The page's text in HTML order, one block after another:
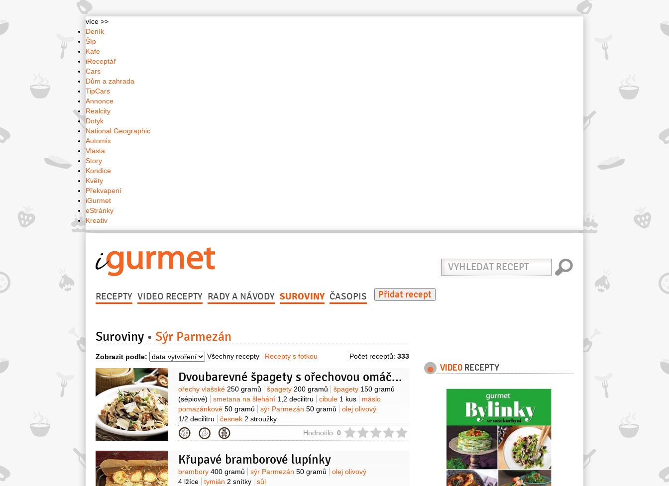
více >>
Deník
Šíp
Kafe
iReceptář
Cars
Dům a zahrada
TipCars
Annonce
Realcity
Dotyk
National Geographic
Automix
Vlasta
Story
Kondice
Květy
Překvapení
iGurmet
eStránky
Kreativ
Vyhledat
recept
RECEPTY VIDEO RECEPTY RADY A NÁVODY SUROVINY ČASOPIS Přidat recept
Suroviny Sýr Parmezán
Zobrazit podle: Všechny recepty Recepty s fotkou Počet receptů: 333
Dvoubarevné špagety s ořechovou omáčkou
Suroviny
ořechy vlašské 250 gramů špagety 200 gramů špagety 150 gramů
(sépiové)
smetana na šlehání 1,2 decilitru cibule 1 kus
máslo
pomazánkové 50 gramů sýr Parmezán 50 gramů
olej olivový
1/2 decilitru česnek 2 stroužky
Kategorie Hodnotilo: 0
Křupavé bramborové lupínky
Suroviny
brambory 400 gramů sýr Parmezán 50 gramů
olej olivový
4 lžíce
tymián 2 snítky sůl
VIDEO RECEPTY